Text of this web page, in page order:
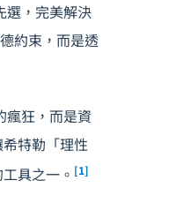
，完美解決
約束，而是透
瘋狂，而是資
特勒「理性
具之一。 [1]